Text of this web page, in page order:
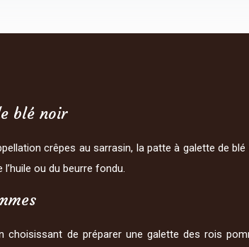
blé noir
crêpes au sarrasin, la patte à galette de
l’huile ou du beurre fondu.
choisissant de préparer une galette des rois